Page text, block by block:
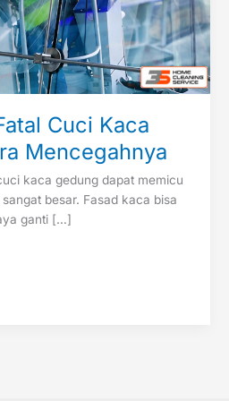
Cuci Kaca
Mencegahnya
kaca gedung dapat memicu
besar. Fasad kaca bisa
ganti […]